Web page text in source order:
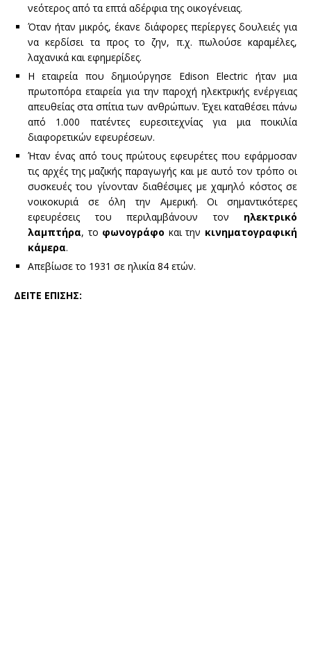
νεότερος από τα επτά αδέρφια της οικογένειας.
Όταν ήταν μικρός, έκανε διάφορες περίεργες δουλειές για
να κερδίσει τα προς το ζην, π.χ. πωλούσε καραμέλες,
λαχανικά και εφημερίδες.
Η εταιρεία που δημιούργησε Edison Electric ήταν μια
πρωτοπόρα εταιρεία για την παροχή ηλεκτρικής ενέργειας
απευθείας στα σπίτια των ανθρώπων. Έχει καταθέσει πάνω
από 1.000 πατέντες ευρεσιτεχνίας για μια ποικιλία
διαφορετικών εφευρέσεων.
Ήταν ένας από τους πρώτους εφευρέτες που εφάρμοσαν
τις αρχές της μαζικής παραγωγής και με αυτό τον τρόπο οι
συσκευές του γίνονταν διαθέσιμες με χαμηλό κόστος σε
νοικοκυριά σε όλη την Αμερική. Οι σημαντικότερες
εφευρέσεις του περιλαμβάνουν τον ηλεκτρικό
λαμπτήρα, το φωνογράφο και την κινηματογραφική
κάμερα.
Απεβίωσε το 1931 σε ηλικία 84 ετών.
ΔΕΙΤΕ ΕΠΙΣΗΣ: